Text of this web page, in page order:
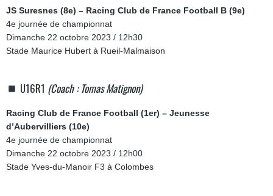
JS Suresnes (8e) – Racing Club de France Football B (9e)
4e journée de championnat
Dimanche 22 octobre 2023 / 12h30
Stade Maurice Hubert à Rueil-Malmaison
U16R1 (Coach : Tomas Matignon)
Racing Club de France Football (1er) – Jeunesse
d’Aubervilliers (10e)
4e journée de championnat
Dimanche 22 octobre 2023 / 12h00
Stade Yves-du-Manoir F3 à Colombes